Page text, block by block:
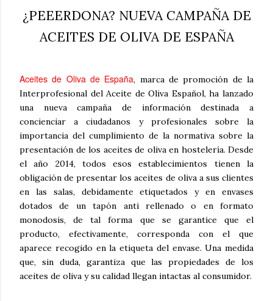
¿PEEERDONA? NUEVA CAMPAÑA DE
ACEITES DE OLIVA DE ESPAÑA
Aceites de Oliva de España, marca de promoción de la
Interprofesional del Aceite de Oliva Español, ha lanzado
una nueva campaña de información destinada a
concienciar a ciudadanos y profesionales sobre la
importancia del cumplimiento de la normativa sobre la
presentación de los aceites de oliva en hostelería. Desde
el año 2014, todos esos establecimientos tienen la
obligación de presentar los aceites de oliva a sus clientes
en las salas, debidamente etiquetados y en envases
dotados de un tapón anti rellenado o en formato
monodosis, de tal forma que se garantice que el
producto, efectivamente, corresponda con el que
aparece recogido en la etiqueta del envase. Una medida
que, sin duda, garantiza que las propiedades de los
aceites de oliva y su calidad llegan intactas al consumidor.